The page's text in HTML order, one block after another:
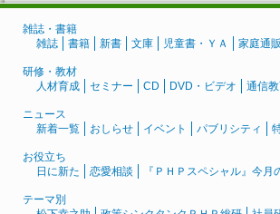
雑誌・書籍
雑誌
書籍 新書 文庫 児童書・ＹＡ 家庭通販
研修・教材
人材育成
セミナー CD DVD・ビデオ 通信
ニュース
新着一覧
おしらせ イベント パブリシティ
お役立ち
日に新た
恋愛相談 『ＰＨＰスペシャル』今月
テーマ別